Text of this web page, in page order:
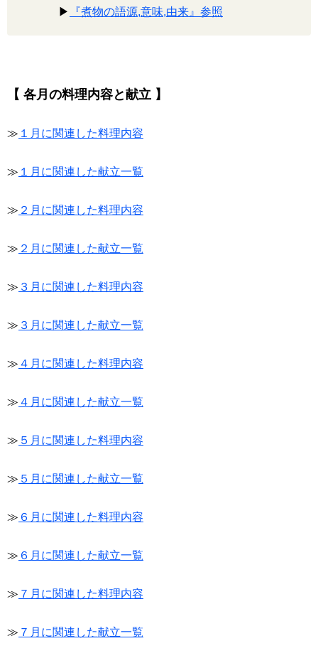
▶
『煮物の語源,意味,由来』参照
【 各月の料理内容と献立 】
≫ １月に関連した料理内容
≫ １月に関連した献立一覧
≫ ２月に関連した料理内容
≫ ２月に関連した献立一覧
≫ ３月に関連した料理内容
≫ ３月に関連した献立一覧
≫ ４月に関連した料理内容
≫ ４月に関連した献立一覧
≫ ５月に関連した料理内容
≫ ５月に関連した献立一覧
≫ ６月に関連した料理内容
≫ ６月に関連した献立一覧
≫ ７月に関連した料理内容
≫ ７月に関連した献立一覧